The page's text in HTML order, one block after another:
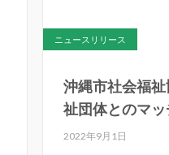
ニュースリリース
沖縄市社会福
祉団体とのマ
で寄附物品の譲
2022年9月1日